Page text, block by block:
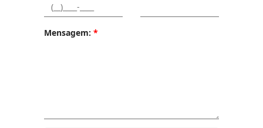
Mensagem: *